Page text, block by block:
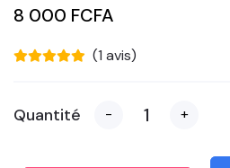
8 000 FCFA
(1 avis)
Quantité - +